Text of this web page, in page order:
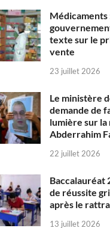
Médicaments
texte sur le
vente
23 juillet 2026
Le ministère
demande de
lumière sur la
Abderrahim
22 juillet 2026
Baccalauréat
de réussite
après le
13 juillet 2026